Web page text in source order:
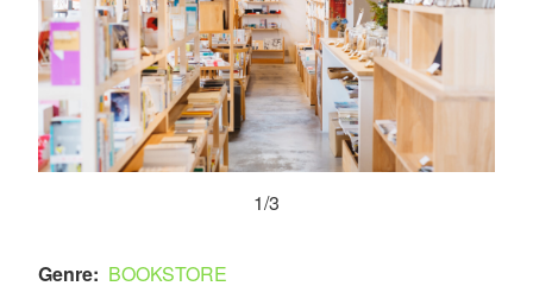
1/3
Genre: BOOKSTORE